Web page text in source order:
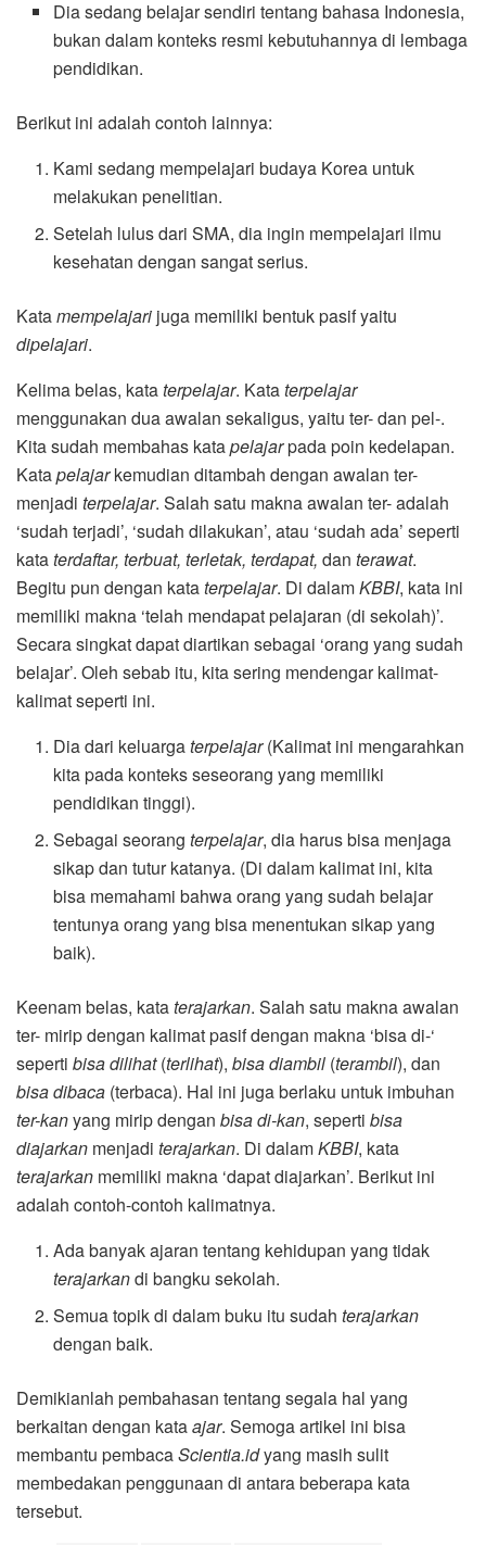
Dia sedang belajar sendiri tentang bahasa Indonesia,
bukan dalam konteks resmi kebutuhannya di lembaga
pendidikan.
Berikut ini adalah contoh lainnya:
Kami sedang mempelajari budaya Korea untuk
melakukan penelitian.
Setelah lulus dari SMA, dia ingin mempelajari ilmu
kesehatan dengan sangat serius.
Katamempelajari juga memiliki bentuk pasif yaitu
dipelajari.
Kelima belas, kataterpelajar. Kataterpelajar
menggunakan dua awalan sekaligus, yaitu ter- dan pel-.
Kita sudah membahas katapelajarpada poin kedelapan.
Katapelajarkemudian ditambah dengan awalan ter-
menjadi terpelajar. Salah satu makna awalan ter- adalah
‘sudah terjadi’, ‘sudah dilakukan’, atau ‘sudah ada’ seperti
kataterdaftar, terbuat, terletak, terdapat, dan terawat.
Begitu pun dengan kataterpelajar. Di dalamKBBI, kata ini
memiliki makna ‘telah mendapat pelajaran (di sekolah)’.
Secara singkat dapat diartikan sebagai ‘orang yang sudah
belajar’. Oleh sebab itu, kita sering mendengar kalimat-
kalimat seperti ini.
Dia dari keluargaterpelajar(Kalimat ini mengarahkan
kita pada konteks seseorang yang memiliki
pendidikan tinggi).
Sebagai seorangterpelajar, dia harus bisa menjaga
sikap dan tutur katanya. (Di dalam kalimat ini, kita
bisa memahami bahwa orang yang sudah belajar
tentunya orang yang bisa menentukan sikap yang
baik).
Keenam belas, kataterajarkan. Salah satu makna awalan
ter- mirip dengan kalimat pasif dengan makna ‘bisa di-‘
seperti bisa dilihat(terlihat), bisa diambil (terambil), dan
bisa dibaca (terbaca). Hal ini juga berlaku untuk imbuhan
ter-kanyang mirip dengan bisa di-kan, seperti bisa
diajarkan menjadi terajarkan. Di dalamKBBI, kata
terajarkan memiliki makna ‘dapat diajarkan’. Berikut ini
adalah contoh-contoh kalimatnya.
Ada banyak ajaran tentang kehidupan yang tidak
terajarkandi bangku sekolah.
Semua topik di dalam buku itu sudahterajarkan
dengan baik.
Demikianlah pembahasan tentang segala hal yang
berkaitan dengan kataajar. Semoga artikel ini bisa
membantu pembacaScientia.idyang masih sulit
membedakan penggunaan di antara beberapa kata
tersebut.